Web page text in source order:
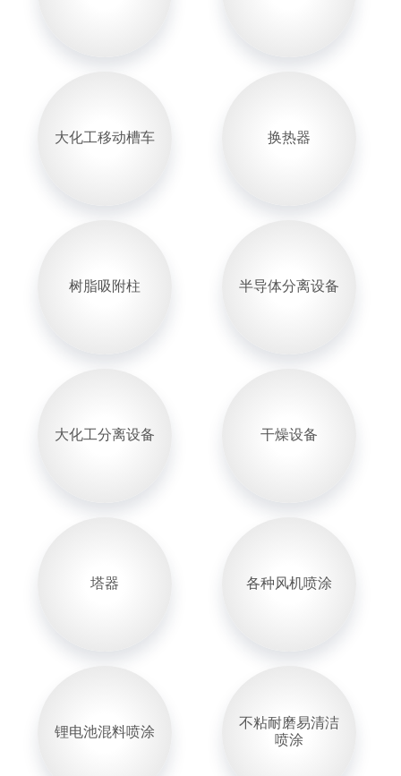
大化工移动槽车 换热器
树脂吸附柱 半导体分离设备
大化工分离设备 干燥设备
塔器 各种风机喷涂
锂电池混料喷涂
不粘耐磨易清洁
喷涂